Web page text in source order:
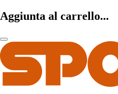
Aggiunta al carrello...